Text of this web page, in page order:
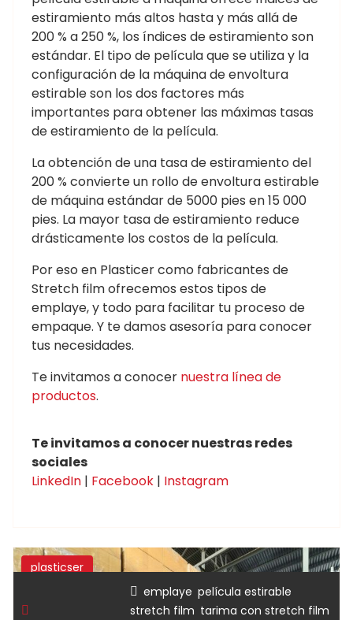
estiramiento más altos hasta y más allá de
200 % a 250 %, los índices de estiramiento son
estándar. El tipo de película que se utiliza y la
configuración de la máquina de envoltura
estirable son los dos factores más
importantes para obtener las máximas tasas
de estiramiento de la película.
La obtención de una tasa de estiramiento del
200 % convierte un rollo de envoltura estirable
de máquina estándar de 5000 pies en 15 000
pies. La mayor tasa de estiramiento reduce
drásticamente los costos de la película.
Por eso en Plasticer como fabricantes de
Stretch film ofrecemos estos tipos de
emplaye, y todo para facilitar tu proceso de
empaque. Y te damos asesoría para conocer
tus necesidades.
Te invitamos a conocer nuestra línea de
productos.
Te invitamos a conocer nuestras redes
sociales
LinkedIn | Facebook | Instagram
plasticser
emplaye película estirable
stretch film tarima con stretch film